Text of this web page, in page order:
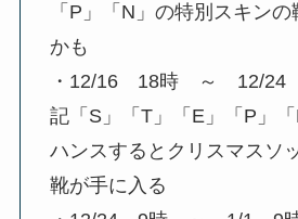
「P」「N」の特別スキン
かも
・12/16 18時 ～ 12/24
記「S」「T」「E」「P」
ハンスするとクリスマスソ
靴が手に入る